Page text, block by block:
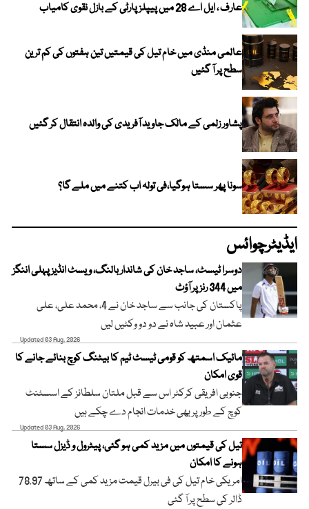
عارف ، ایل اے 28 میں پیپلز پارٹی کے بازل نقوی کامیاب
عالمی منڈی میں خام تیل کی قیمتیں تین ہفتوں کی کم ترین
سطح پر آ گئیں
پشاور زلمی کے مالک جاوید آفریدی کی والدہ انتقال کر گئیں
سونا پھر سستا ہوگیا،فی تولہ اب کتنے میں ملے گا؟
ایڈیٹرچوائس
دوسرا ٹیسٹ، ساجد خان کی شاندار بالنگ، ویسٹ انڈیز پہلی اننگز
میں 344 رنز پر آؤٹ
پاکستان کی جانب سے ساجد خان نے 4، محمد علی، علی
عثمان اور عبید شاہ نے دو دو وکٹیں لیں
Updated 03 Aug, 2026
مائیک اسمتھ کو قومی ٹیسٹ ٹیم کا بیٹنگ کوچ بنائے جانے کا
قوی امکان
جنوبی افریقی کرکٹر اس سے قبل ملتان سلطانز کے اسسٹنٹ
کوچ کے طور پر بھی خدمات انجام دے چکے ہیں
Updated 03 Aug, 2026
تیل کی قیمتوں میں مزید کمی ہو گئی، پیٹرول و ڈیزل سستا
ہونے کا امکان
امریکی خام تیل کی فی بیرل قیمت مزید کمی کے ساتھ 78.97
ڈالر کی سطح پر آ گئی